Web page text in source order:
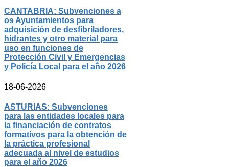
CANTABRIA: Subvenciones a
os Ayuntamientos para
adquisición de desfibriladores,
hidrantes y otro material para
uso en funciones de
Protección Civil y Emergencias
y Policía Local para el año 2026
18-06-2026
ASTURIAS: Subvenciones
para las entidades locales para
la financiación de contratos
formativos para la obtención de
la práctica profesional
adecuada al nivel de estudios
para el año 2026